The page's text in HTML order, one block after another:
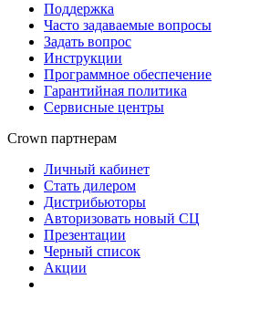
Поддержка
Часто задаваемые вопросы
Задать вопрос
Инструкции
Программное обеспечение
Гарантийная политика
Сервисные центры
Crown партнерам
Личный кабинет
Стать дилером
Дистрибьюторы
Авторизовать новый СЦ
Презентации
Черный список
Акции